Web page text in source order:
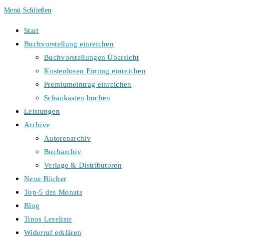
Menü Schließen
Start
Buchvorstellung einreichen
Buchvorstellungen Übersicht
Kostenlosen Eintrag einreichen
Premiumeintrag einreichen
Schaukasten buchen
Leistungen
Archive
Autorenarchiv
Bucharchiv
Verlage & Distributoren
Neue Bücher
Top-5 des Monats
Blog
Tinos Leseliste
Widerruf erklären